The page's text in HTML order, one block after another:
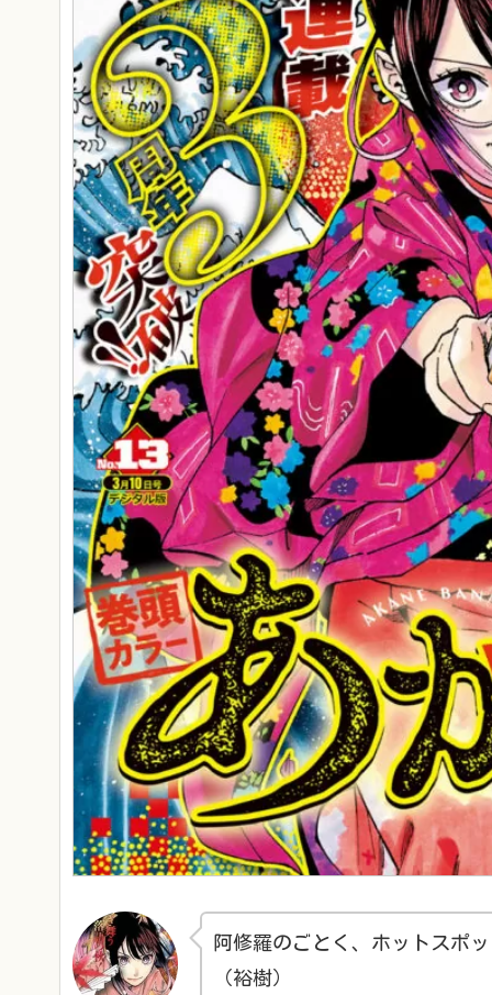
阿修羅のごとく、ホットスポ
（裕樹）